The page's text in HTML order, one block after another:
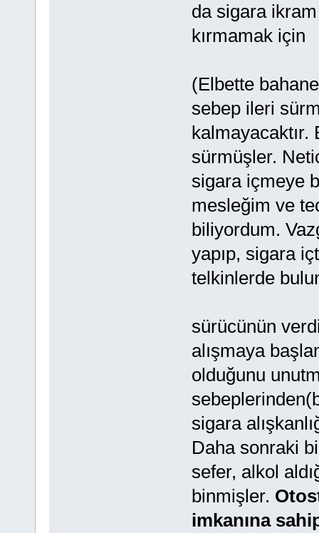
da sigara
kırmamak için
(Elbette
sebep ileri
sürmüşler.
sigara içmeye
mesleğim ve
biliyordum.
yapıp, sigara
telkinlerde
sürücünün
alışmaya
olduğunu
sigara
Daha sonraki
sefer, alkol
binmişler.
imkanına